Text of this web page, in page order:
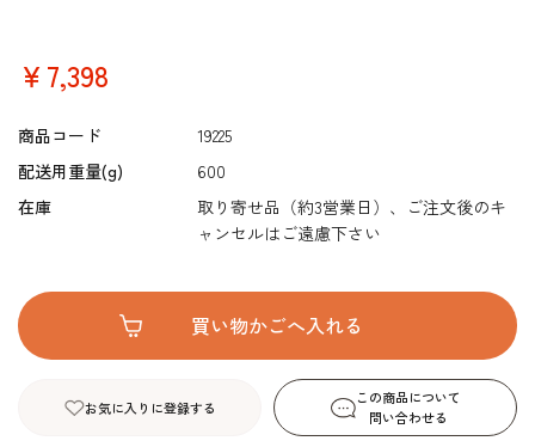
￥7,398
商品コード
19225
配送用重量(g)
600
在庫
取り寄せ品（約3営業日）、ご注文後のキ
ャンセルはご遠慮下さい
お気に入りに登録する
この商品について
問い合わせる